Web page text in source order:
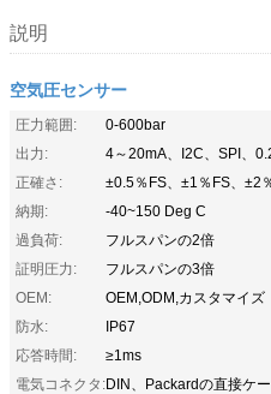
説明
空気圧センサー
圧力範囲:
0-600bar
出力:
4～20mA、I2C、SPI、
正確さ:
±0.5％FS、±1％FS、±2
納期:
-40~150 Deg C
過負荷:
フルスパンの2倍
証明圧力:
フルスパンの3倍
OEM:
OEM,ODM,カスタマイズ
防水:
IP67
応答時間:
≥1ms
電気コネクタ:DIN、Packardの直接ケ